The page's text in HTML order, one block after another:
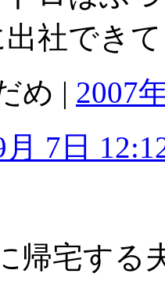
社でき
め | 2007
7日
帰宅す